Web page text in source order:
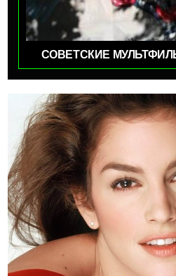
СОВЕТСКИЕ